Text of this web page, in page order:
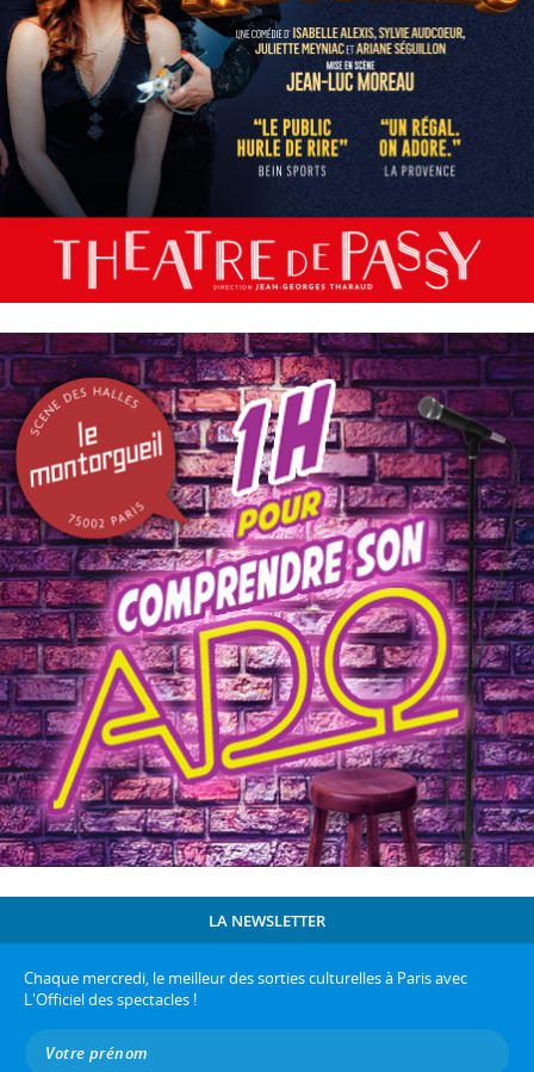
LA NEWSLETTER
Chaque mercredi, le meilleur des sorties culturelles à Paris avec
L'Officiel des spectacles !